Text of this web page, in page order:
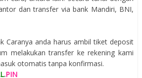
dan transfer via bank Mandiri, BNI,
Caranya anda harus ambil tiket deposit
melakukan transfer ke rekening kami
otomatis tanpa konfirmasi.
.PIN